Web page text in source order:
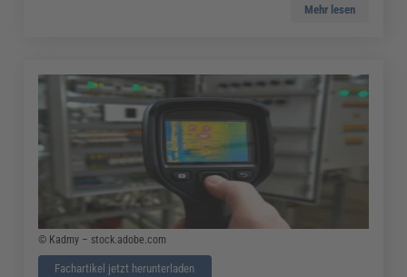
Mehr lesen
© Kadmy – stock.adobe.com
Fachartikel jetzt herunterladen